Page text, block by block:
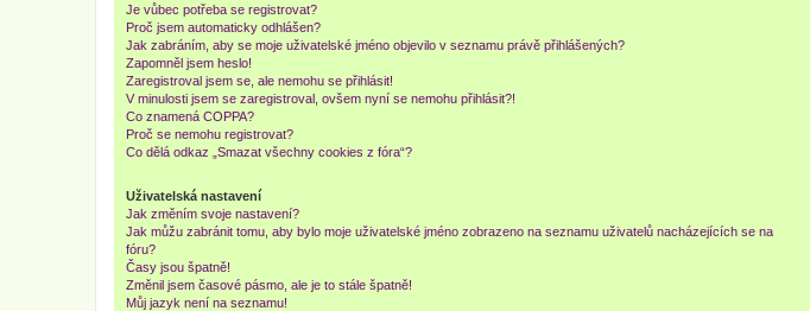
Je vůbec potřeba se registrovat?
Proč jsem automaticky odhlášen?
Jak zabráním, aby se moje uživatelské jméno objevilo v seznamu právě přihlášených?
Zapomněl jsem heslo!
Zaregistroval jsem se, ale nemohu se přihlásit!
V minulosti jsem se zaregistroval, ovšem nyní se nemohu přihlásit?!
Co znamená COPPA?
Proč se nemohu registrovat?
Co dělá odkaz „Smazat všechny cookies z fóra“?
Uživatelská nastavení
Jak změním svoje nastavení?
Jak můžu zabránit tomu, aby bylo moje uživatelské jméno zobrazeno na seznamu uživatelů nacházejících se na
fóru?
Časy jsou špatně!
Změnil jsem časové pásmo, ale je to stále špatně!
Můj jazyk není na seznamu!